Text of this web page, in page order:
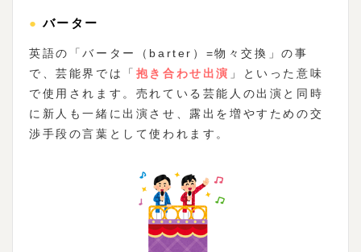
●バーター
英語の「バーター（barter）=物々交換」の事
で、芸能界では「 抱き合わせ出演 」といった意味
で使用されます。売れている芸能人の出演と同時
に新人も一緒に出演させ、露出を増やすための交
渉手段の言葉として使われます。